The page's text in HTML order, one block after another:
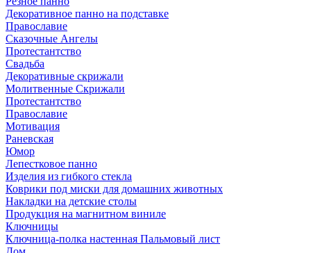
Декоративное панно на подставке
Православие
Сказочные Ангелы
Протестантство
Свадьба
Декоративные скрижали
Молитвенные Скрижали
Протестантство
Православие
Мотивация
Раневская
Юмор
Лепестковое панно
Изделия из гибкого стекла
Коврики под миски для домашних животных
Накладки на детские столы
Продукция на магнитном виниле
Ключницы
Ключница-полка настенная Пальмовый лист